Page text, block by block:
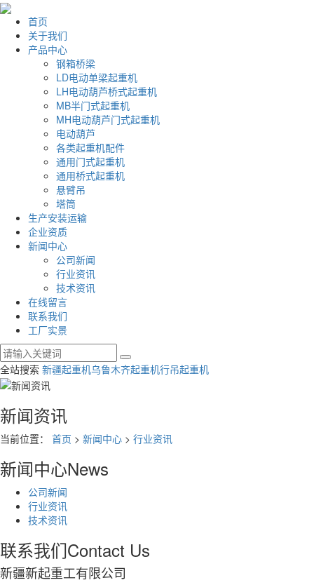
首页
关于我们
产品中心
钢箱桥梁
LD电动单梁起重机
LH电动葫芦桥式起重机
MB半门式起重机
MH电动葫芦门式起重机
电动葫芦
各类起重机配件
通用门式起重机
通用桥式起重机
悬臂吊
塔筒
生产安装运输
企业资质
新闻中心
公司新闻
行业资讯
技术资讯
在线留言
联系我们
工厂实景
全站搜索 新疆起重机乌鲁木齐起重机行吊起重机
新闻资讯
当前位置： 首页 > 新闻中心 > 行业资讯
新闻中心News
公司新闻
行业资讯
技术资讯
联系我们Contact Us
新疆新起重工有限公司